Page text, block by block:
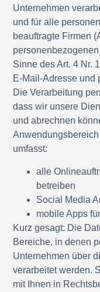
Unternehmen
und für alle
beauftragte Firmen
Sinne des Art. 4 Nr.
E-Mail-Adresse und
Die Verarbeitung
dass wir unsere
und abrechnen
umfasst:
alle
betreiben
Social Media
mobile Apps
Kurz gesagt: Die
Bereiche, in denen
Unternehmen über
verarbeitet werden.
mit Ihnen in